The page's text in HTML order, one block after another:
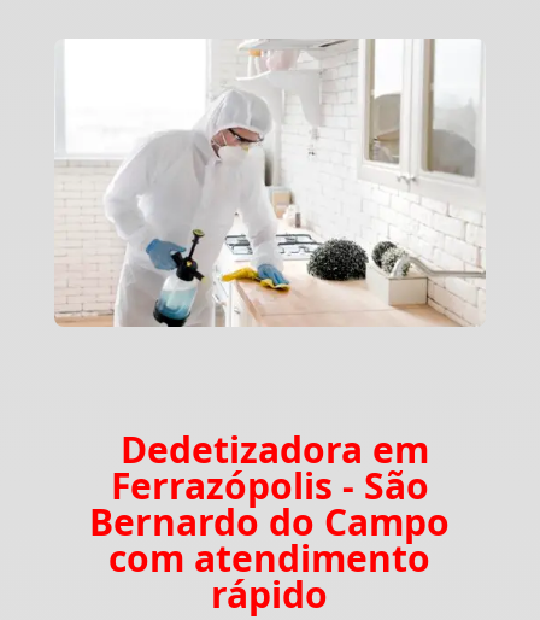
Dedetizadora em
Ferrazópolis - São
Bernardo do Campo
com atendimento
rápido